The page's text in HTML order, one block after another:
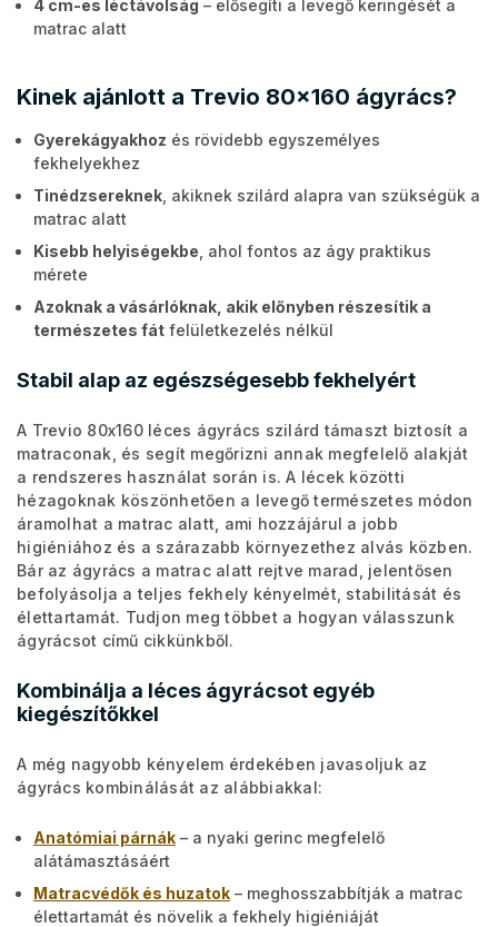
4 cm-es léctávolság – elősegíti a levegő keringését a
matrac alatt
Kinek ajánlott a Trevio 80x160 ágyrács?
Gyerekágyakhoz és rövidebb egyszemélyes
fekhelyekhez
Tinédzsereknek , akiknek szilárd alapra van szükségük a
matrac alatt
Kisebb helyiségekbe , ahol fontos az ágy praktikus
mérete
Azoknak a vásárlóknak, akik előnyben részesítik a
természetes fát felületkezelés nélkül
Stabil alap az egészségesebb fekhelyért
A Trevio 80x160 léces ágyrács szilárd támaszt biztosít a
matraconak, és segít megőrizni annak megfelelő alakját
a rendszeres használat során is. A lécek közötti
hézagoknak köszönhetően a levegő természetes módon
áramolhat a matrac alatt, ami hozzájárul a jobb
higiéniához és a szárazabb környezethez alvás közben.
Bár az ágyrács a matrac alatt rejtve marad, jelentősen
befolyásolja a teljes fekhely kényelmét, stabilitását és
élettartamát. Tudjon meg többet a hogyan válasszunk
ágyrácsot című cikkünkből.
Kombinálja a léces ágyrácsot egyéb
kiegészítőkkel
A még nagyobb kényelem érdekében javasoljuk az
ágyrács kombinálását az alábbiakkal:
Anatómiai párnák – a nyaki gerinc megfelelő
alátámasztásáért
Matracvédők és huzatok – meghosszabbítják a matrac
élettartamát és növelik a fekhely higiéniáját